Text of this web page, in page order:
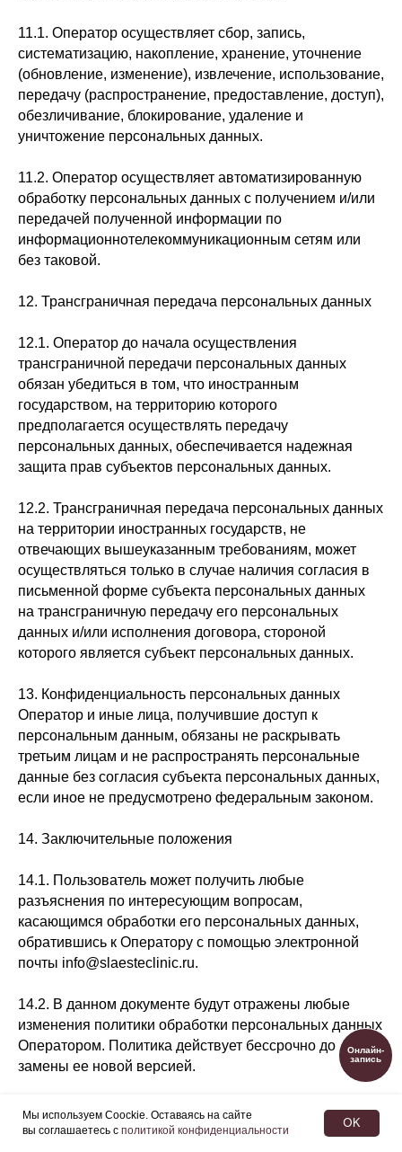
Онлайн-
запись
11.1. Оператор осуществляет сбор, запись,
систематизацию, накопление, хранение, уточнение
(обновление, изменение), извлечение, использование,
передачу (распространение, предоставление, доступ),
обезличивание, блокирование, удаление и
уничтожение персональных данных.
11.2. Оператор осуществляет автоматизированную
обработку персональных данных с получением и/или
передачей полученной информации по
информационнотелекоммуникационным сетям или
без таковой.
12. Трансграничная передача персональных данных
12.1. Оператор до начала осуществления
трансграничной передачи персональных данных
обязан убедиться в том, что иностранным
государством, на территорию которого
предполагается осуществлять передачу
персональных данных, обеспечивается надежная
защита прав субъектов персональных данных.
12.2. Трансграничная передача персональных данных
на территории иностранных государств, не
отвечающих вышеуказанным требованиям, может
осуществляться только в случае наличия согласия в
письменной форме субъекта персональных данных
на трансграничную передачу его персональных
данных и/или исполнения договора, стороной
которого является субъект персональных данных.
13. Конфиденциальность персональных данных
Оператор и иные лица, получившие доступ к
персональным данным, обязаны не раскрывать
третьим лицам и не распространять персональные
данные без согласия субъекта персональных данных,
если иное не предусмотрено федеральным законом.
14. Заключительные положения
14.1. Пользователь может получить любые
разъяснения по интересующим вопросам,
касающимся обработки его персональных данных,
обратившись к Оператору с помощью электронной
почты info@slaesteclinic.ru.
14.2. В данном документе будут отражены любые
изменения политики обработки персональных данных
Оператором. Политика действует бессрочно до
замены ее новой версией.
14.3. Актуальная версия Политики в свободном
доступе расположена в сети Интернет по адресу
Мы используем Coockie. Оставаясь на сайте
вы соглашаетесь с политикой конфиденциальности
OK